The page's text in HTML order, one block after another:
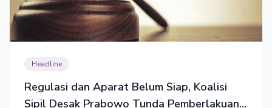
Headline
Regulasi dan Aparat Belum Siap, Koalisi
Sipil Desak Prabowo Tunda Pemberlakuan